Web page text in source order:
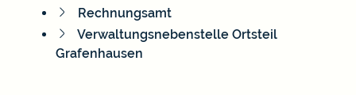
Rechnungsamt
Verwaltungsnebenstelle Ortsteil
Grafenhausen